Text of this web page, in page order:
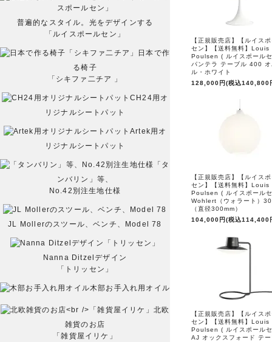
【正規販売店】【ルイス
セン】【送料無料】Louis
Poulsen ( ルイスポール
パンテラ テーブル 400
ル・ホワイト
128,000円(税込140,800
【正規販売店】【ルイス
セン】【送料無料】Louis
Poulsen ( ルイスポール
Wohlert（ウォラート）
（直径300mm）
104,000円(税込114,400
【正規販売店】【ルイス
セン】【送料無料】Louis
Poulsen ( ルイスポール
AJ オックスフォード テ
普遍的なスタイル。光をデザインする
「ルイスポールセン」
日本で作
る椅子
「シキファ二チア 」
CH24用オ
リジナルシートパット
Artek用オ
リジナルシートパット
「タ
ンバリン」等、
No.42別注生地仕様
JL Mollerのスツール、ベンチ、Model 78
Nanna Ditzelデザイン
「トリッセン」
木部お手入れ用オイル
北欧
雑貨のお店
「雑貨屋イリケ」